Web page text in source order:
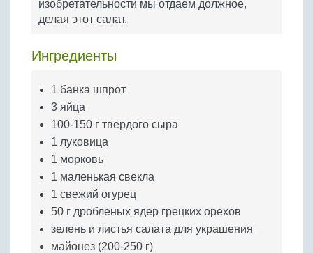
Бобовые
изобретательности мы отдаем должное,
делая этот салат.
Ингредиенты
1 банка шпрот
3 яйца
100-150 г твердого сыра
1 луковица
1 морковь
1 маленькая свекла
1 свежий огурец
50 г дробленых ядер грецких орехов
зелень и листья салата для украшения
майонез (200-250 г)